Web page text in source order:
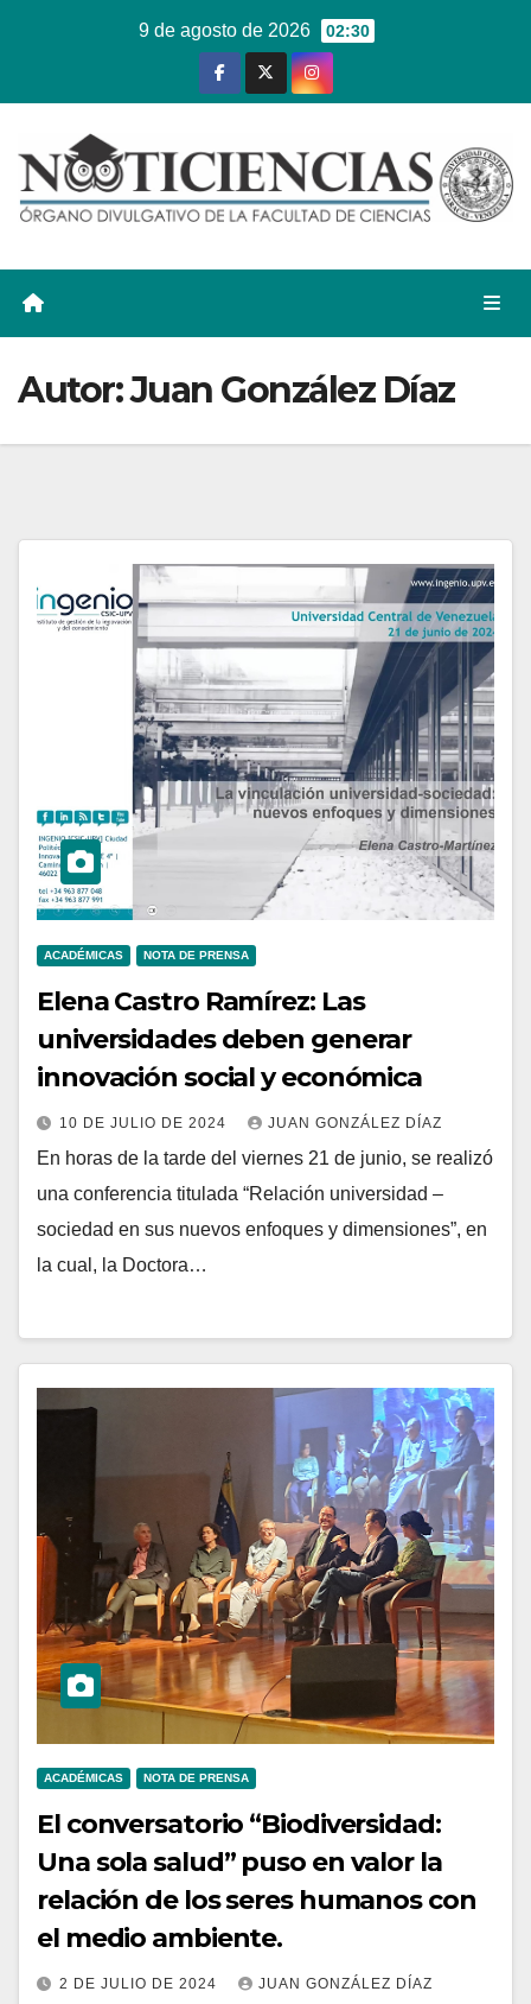
9 de agosto de 2026 02:30
Autor:Juan González Díaz
ACADÉMICAS NOTA DE PRENSA
Elena Castro Ramírez: Las
universidades deben generar
innovación social y económica
10 DE JULIO DE 2024 JUAN GONZÁLEZ DÍAZ
En horas de la tarde del viernes 21 de junio, se realizó
una conferencia titulada “Relación universidad –
sociedad en sus nuevos enfoques y dimensiones”, en
la cual, la Doctora…
ACADÉMICAS NOTA DE PRENSA
El conversatorio “Biodiversidad:
Una sola salud” puso en valor la
relación de los seres humanos con
el medio ambiente.
2 DE JULIO DE 2024 JUAN GONZÁLEZ DÍAZ